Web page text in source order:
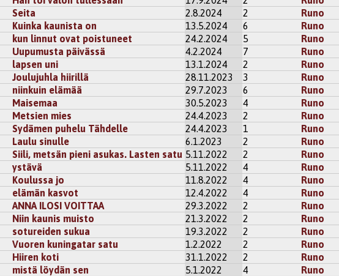
runosi
kommentoidaksesi
Seita 2.8.2024 2
Runo
Kuinka kaunista on 13.5.2024 6
Runo
kun linnut ovat poistuneet 24.2.2024 5
Runo
Uupumusta päivässä 4.2.2024 7
Runo
lapsen uni 13.1.2024 2
Runo
Joulujuhla hiirillä 28.11.2023 3
Runo
niinkuin elämää 29.7.2023 6
Runo
Maisemaa 30.5.2023 4
Runo
Metsien mies 24.4.2023 2
Runo
Sydämen puhelu Tähdelle 24.4.2023 1
Runo
Laulu sinulle 6.1.2023 2
Runo
Siili, metsän pieni asukas. Lasten satu 5.11.2022 2
Runo
ystävä 5.11.2022 4
Runo
Koulussa jo 11.8.2022 4
Runo
elämän kasvot 12.4.2022 4
Runo
ANNA ILOSI VOITTAA 29.3.2022 2
Runo
Niin kaunis muisto 21.3.2022 2
Runo
sotureiden sukua 19.3.2022 2
Runo
Vuoren kuningatar satu 1.2.2022 2
Runo
Hiiren koti 31.1.2022 2
Runo
mistä löydän sen 5.1.2022 4
Runo